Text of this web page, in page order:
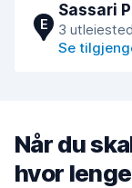
E
Sassari
3
Se
Når du
hvor